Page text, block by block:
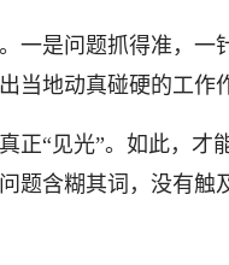
是问题抓得准，一
当地动真碰硬的工作
“见光”。如此，才
题含糊其词，没有触